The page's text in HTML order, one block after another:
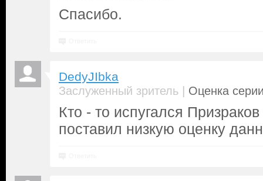
Спасибо.
DedyJIbka
Заслуженный зритель | Оценка
Кто - то испугался
поставил низкую оценку